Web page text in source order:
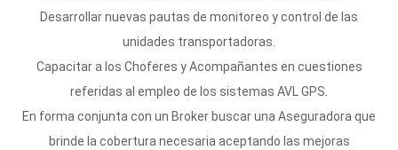
Desarrollar nuevas pautas de monitoreo y control de las
unidades transportadoras.
Capacitar a los Choferes y Acompañantes en cuestiones
referidas al empleo de los sistemas AVL GPS.
En forma conjunta con un Broker buscar una Aseguradora que
brinde la cobertura necesaria aceptando las mejoras